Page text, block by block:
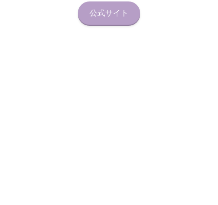
公式サイト